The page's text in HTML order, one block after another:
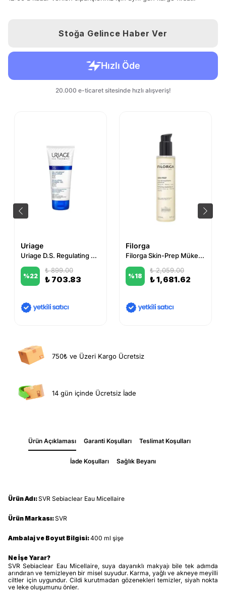
Stoğa Gelince Haber Ver
Uriage
Uriage D.S. Regulating Foaming Gel 150ml
%22
₺ 899.00
₺ 703.83
Filorga
Filorga Skin-Prep Mükemmel Makyaj Temizleme Yağı 150 ml
%18
₺ 2,059.00
₺ 1,681.62
750₺ ve Üzeri Kargo Ücretsiz
14 gün içinde Ücretsiz İade
Ürün Açıklaması Garanti Koşulları Teslimat Koşulları
İade Koşulları Sağlık Beyanı
Ürün Adı:SVR Sebiaclear Eau Micellaire
Ürün Markası:SVR
Ambalaj ve Boyut Bilgisi:400 ml şişe
Ne İşe Yarar?
SVR Sebiaclear Eau Micellaire, suya dayanıklı makyajı bile tek adımda
arındıran ve temizleyen bir misel suyudur. Karma, yağlı ve akneye meyilli
ciltler için uygundur. Cildi kurutmadan gözenekleri temizler, siyah nokta
ve leke oluşumunu önler.